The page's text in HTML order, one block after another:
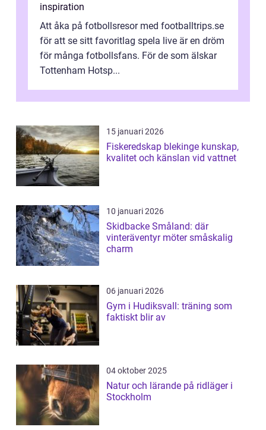
inspiration
Att åka på fotbollsresor med footballtrips.se
för att se sitt favoritlag spela live är en dröm
för många fotbollsfans. För de som älskar
Tottenham Hotsp...
15 januari 2026
Fiskeredskap blekinge kunskap,
kvalitet och känslan vid vattnet
10 januari 2026
Skidbacke Småland: där
vinteräventyr möter småskalig
charm
06 januari 2026
Gym i Hudiksvall: träning som
faktiskt blir av
04 oktober 2025
Natur och lärande på ridläger i
Stockholm